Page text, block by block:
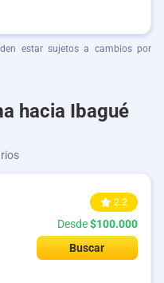
estar sujetos a cambios por
hacia Ibagué
2.2
Desde$100.000
Buscar